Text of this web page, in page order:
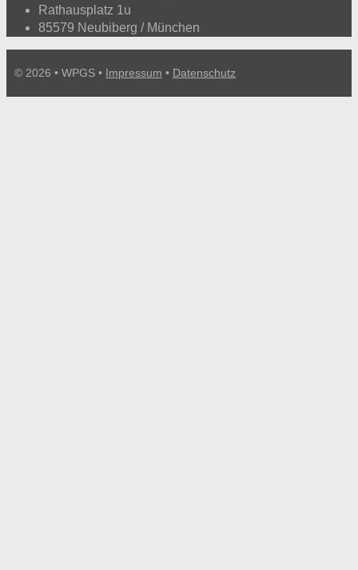
Rathausplatz 1u
85579 Neubiberg / München
© 2026 • WPGS • Impressum • Datenschutz